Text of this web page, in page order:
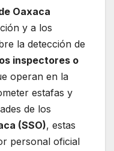
Oaxaca
y a los
la detección de
inspectores o
operan en la
estafas y
de los
(SSO), estas
personal oficial